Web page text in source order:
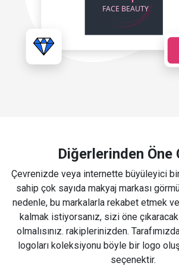
Diğerlerinden Öne
Çevrenizde veya internette büyüleyici
sahip çok sayıda makyaj markası
nedenle, bu markalarla rekabet etmek
kalmak istiyorsanız, sizi öne
olmalısınız. rakiplerinizden.
logoları koleksiyonu böyle bir logo
seçenektir.